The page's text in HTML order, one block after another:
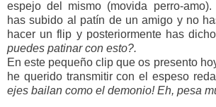
espejo del mismo (movida perro-
has subido al patín de un amigo y no
hacer un flip y posteriormente has
puedes patinar con esto?.
En este pequeño clip que os presento
he querido transmitir con el espeso
ejes bailan como el demonio! Eh, pesa